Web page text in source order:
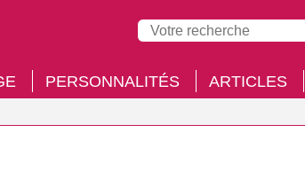
PERSONNALITÉS ARTICLES